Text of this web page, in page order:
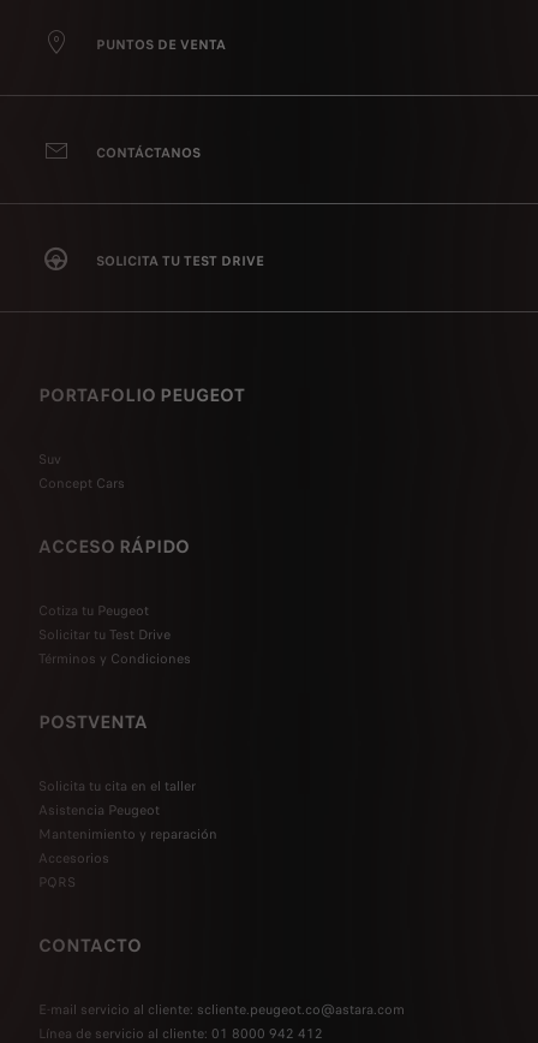
PUNTOS DE VENTA
CONTÁCTANOS
SOLICITA TU TEST DRIVE
PORTAFOLIO PEUGEOT
Suv
Concept Cars
ACCESO RÁPIDO
Cotiza tu Peugeot
Solicitar tu Test Drive
Términos y Condiciones
POSTVENTA
Solicita tu cita en el taller
Asistencia Peugeot
Mantenimiento y reparación
Accesorios
PQRS
CONTACTO
E-mail servicio al cliente: scliente.peugeot.co@astara.com
Línea de servicio al cliente: 01 8000 942 412